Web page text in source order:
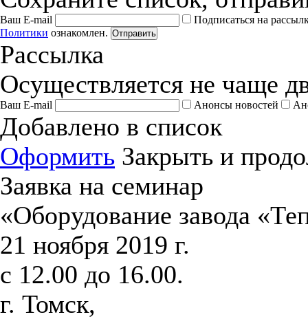
Ваш E-mail
Подписаться на
Политики ознакомлен. Отправить
Рассылка
Осуществляется не чаще
Ваш E-mail Анонсы новостей
Добавлено в список
Оформить Закрыть и
Заявка на семинар
«Оборудование завода
21 ноября 2019 г.
с 12.00 до 16.00.
г. Томск,